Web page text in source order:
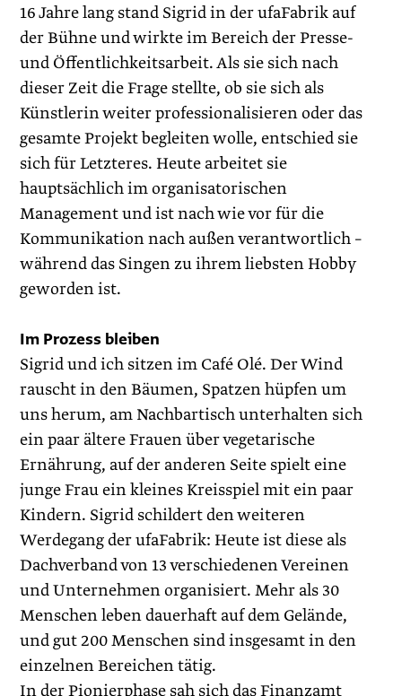
16 Jahre lang stand Sigrid in der ufa­Fabrik auf
der Bühne und wirkte im Bereich der Presse-
und Öffentlichkeitsarbeit. Als sie sich nach
dieser Zeit die Frage stellte, ob sie sich als
Künstlerin weiter professionalisieren oder das
gesamte Projekt begleiten wolle, entschied sie
sich für Letzteres. Heute arbeitet sie
hauptsächlich im organisatorischen
Management und ist nach wie vor für die
Kommunikation nach außen verantwortlich –
während das Singen zu ihrem liebsten Hobby
geworden ist.
Im Prozess bleiben
Sigrid und ich sitzen im Café Olé. Der Wind
rauscht in den Bäumen, Spatzen hüpfen um
uns herum, am Nachbartisch unterhalten sich
ein paar ältere Frauen über vegetarische
Ernährung, auf der anderen Seite spielt eine
junge Frau ein kleines Kreisspiel mit ein paar
Kindern. Sigrid schildert den weiteren
Werdegang der ufaFabrik: Heute ist diese als
Dachverband von 13 verschiedenen Vereinen
und Unternehmen organisiert. Mehr als 30
Menschen leben dauerhaft auf dem Gelände,
und gut 200 Menschen sind insgesamt in den
einzelnen Bereichen tätig.
In der Pionierphase sah sich das Finanz­amt